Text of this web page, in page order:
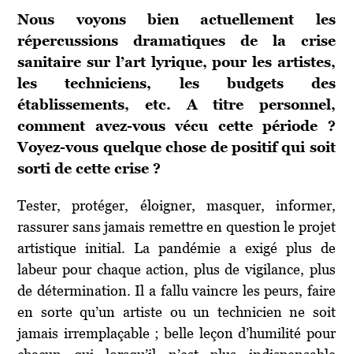
Nous voyons bien actuellement les
répercussions dramatiques de la crise
sanitaire sur l’art lyrique, pour les artistes,
les techniciens, les budgets des
établissements, etc. A titre personnel,
comment avez-vous vécu cette période ?
Voyez-vous quelque chose de positif qui soit
sorti de cette crise ?
Tester, protéger, éloigner, masquer, informer,
rassurer sans jamais remettre en question le projet
artistique initial. La pandémie a exigé plus de
labeur pour chaque action, plus de vigilance, plus
de détermination. Il a fallu vaincre les peurs, faire
en sorte qu’un artiste ou un technicien ne soit
jamais irremplaçable ; belle leçon d’humilité pour